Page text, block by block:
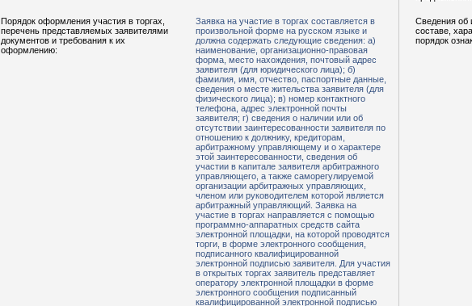
Порядок оформления участия в торгах,
перечень представляемых заявителями
документов и требования к их
оформлению:
Заявка на участие в торгах составляется в
произвольной форме на русском языке и
должна содержать следующие сведения: а)
наименование, организационно-правовая
форма, место нахождения, почтовый адрес
заявителя (для юридического лица); б)
фамилия, имя, отчество, паспортные данные,
сведения о месте жительства заявителя (для
физического лица); в) номер контактного
телефона, адрес электронной почты
заявителя; г) сведения о наличии или об
отсутствии заинтересованности заявителя по
отношению к должнику, кредиторам,
арбитражному управляющему и о характере
этой заинтересованности, сведения об
участии в капитале заявителя арбитражного
управляющего, а также саморегулируемой
организации арбитражных управляющих,
членом или руководителем которой является
арбитражный управляющий. Заявка на
участие в торгах направляется с помощью
программно-аппаратных средств сайта
электронной площадки, на которой проводятся
торги, в форме электронного сообщения,
подписанного квалифицированной
электронной подписью заявителя. Для участия
в открытых торгах заявитель представляет
оператору электронной площадки в форме
электронного сообщения подписанный
квалифицированной электронной подписью
Сведения об
составе,
порядок